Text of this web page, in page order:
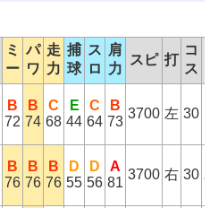
ミ
ー
パ
ワ
走
力
捕
球
ス
ロ
肩
力
スピ 打
コ
ス
B
72
B
74
C
68
E
44
C
64
B
73
3700 左 30
B
76
B
76
B
76
D
55
D
56
A
81
3700 右 30